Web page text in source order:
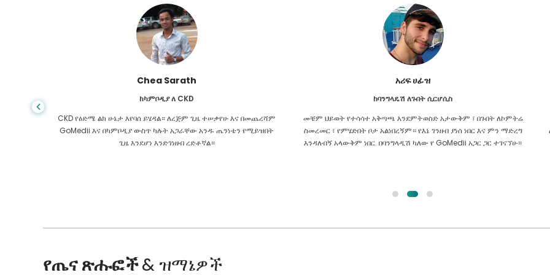
አሪፍ ሀፊዝ
ከባንግላዴሽ ለጉበት ሲርሆሲስ
መቼም ህይወት የተሳሳተ አቅጣጫ እንደምትወስድ አታውቅም ፣ በጉበት ለኮምትሬ
ስመረመር ፣ የምሄድበት ቦታ አልነበረኝም። የእኔ ገንዘብ ያነሰ ነበር እና ምን ማድረግ
እንዳለብኝ አላውቅም ነበር. በባንግላዲሽ ካለው የ GoMedii አጋር ጋር ተገናኘሁ።
ኢሽራት ጃሃን
ከባንግላዴሽ ለካርዲዮሎጂ
ከGoMedii ጋር ያለው ትስስር የቆየ ነው። የዛሬ ሁለት አመት ገደማ በፊት
ለcardiac ጉዳዬ አነጋግሬያቸው ነበር። ሆኖም ፣ ቡድኑ ሁል ጊዜ የማያቋርጥ ረዳት
ነው! የማክስ ላይ መደበኛ ቼክዎቼን ለማድረግ በየጊዜው እነሱን አነጋግራቸዋለሁ፣
የጤና ጽሑፎች& ዝማኔዎች